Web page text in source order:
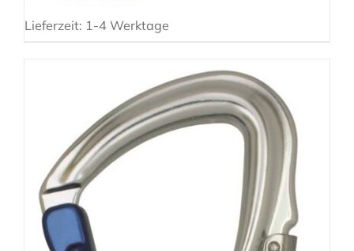
Lieferzeit: 1-4 Werktage